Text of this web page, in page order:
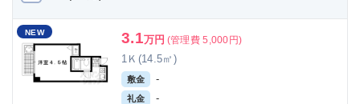
NEW 3.1万円 (管理費 5,000円)
1Ｋ(14.5㎡)
敷金 -
礼金 -